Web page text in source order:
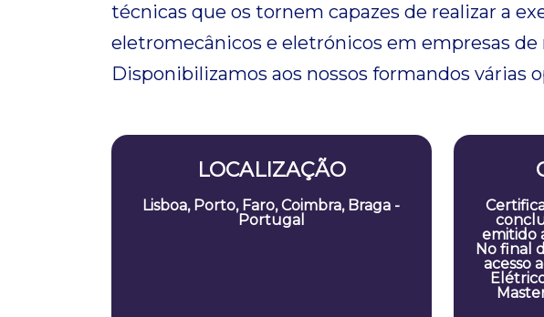
técnicas que os tornem capazes de realizar a
eletromecânicos e eletrónicos em empresas
Disponibilizamos aos nossos formandos várias
LOCALIZAÇÃO
Lisboa, Porto, Faro, Coimbra, Braga -
Portugal
emitido
No final
acesso